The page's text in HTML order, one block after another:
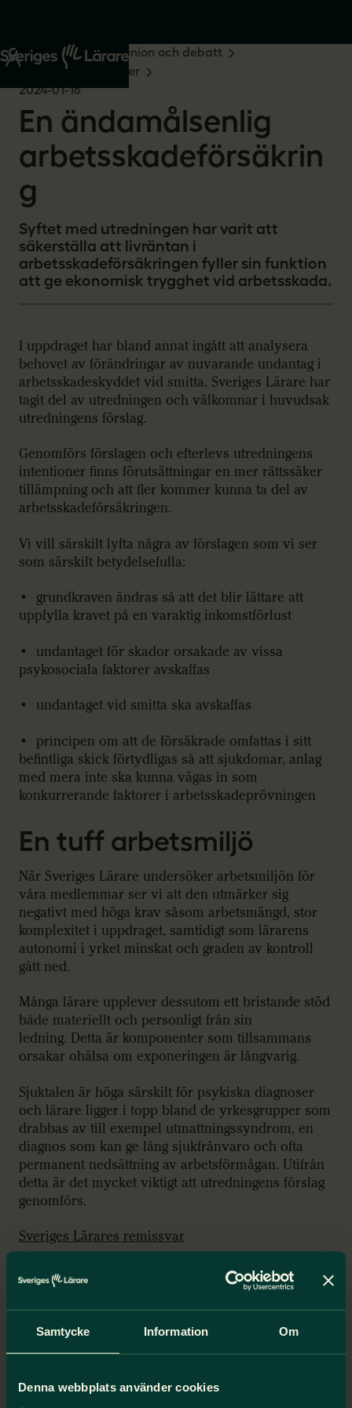
Samtycke Information Om
Denna webbplats använder cookies
Start Om oss
Opinion och debatt
Remissvar och skrivelser
2024-01-16
En ändamålsenlig
arbetsskadeförsäkrin
g
Syftet med utredningen har varit att
säkerställa att livräntan i
arbetsskadeförsäkringen fyller sin funktion
att ge ekonomisk trygghet vid arbetsskada.
I uppdraget har bland annat ingått att analysera
behovet av förändringar av nuvarande undantag i
arbetsskadeskyddet vid smitta. Sveriges Lärare har
tagit del av utredningen och välkomnar i huvudsak
utredningens förslag.
Genomförs förslagen och efterlevs utredningens
intentioner finns förutsättningar en mer rättssäker
tillämpning och att fler kommer kunna ta del av
arbetsskadeförsäkringen.
Vi vill särskilt lyfta några av förslagen som vi ser
som särskilt betydelsefulla:
• grundkraven ändras så att det blir lättare att
uppfylla kravet på en varaktig inkomstförlust
• undantaget för skador orsakade av vissa
psykosociala faktorer avskaffas
• undantaget vid smitta ska avskaffas
• principen om att de försäkrade omfattas i sitt
befintliga skick förtydligas så att sjukdomar, anlag
med mera inte ska kunna vägas in som
konkurrerande faktorer i arbetsskadeprövningen
En tuff arbetsmiljö
När Sveriges Lärare undersöker arbetsmiljön för
våra medlemmar ser vi att den utmärker sig
negativt med höga krav såsom arbetsmängd, stor
komplexitet i uppdraget, samtidigt som lärarens
autonomi i yrket minskat och graden av kontroll
gått ned.
Många lärare upplever dessutom ett bristande stöd
både materiellt och personligt från sin
ledning. Detta är komponenter som tillsammans
orsakar ohälsa om exponeringen är långvarig.
Sjuktalen är höga särskilt för psykiska diagnoser
och lärare ligger i topp bland de yrkesgrupper som
drabbas av till exempel utmattningssyndrom, en
diagnos som kan ge lång sjukfrånvaro och ofta
permanent nedsättning av arbetsförmågan. Utifrån
detta är det mycket viktigt att utredningens förslag
genomförs.
Sveriges Lärares remissvar
Utredare: Hans Flygare